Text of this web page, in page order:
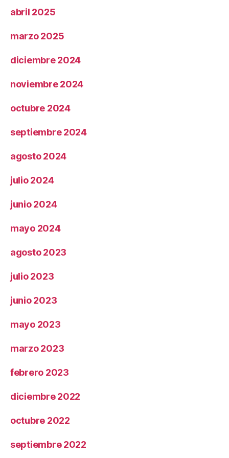
abril 2025
marzo 2025
diciembre 2024
noviembre 2024
octubre 2024
septiembre 2024
agosto 2024
julio 2024
junio 2024
mayo 2024
agosto 2023
julio 2023
junio 2023
mayo 2023
marzo 2023
febrero 2023
diciembre 2022
octubre 2022
septiembre 2022